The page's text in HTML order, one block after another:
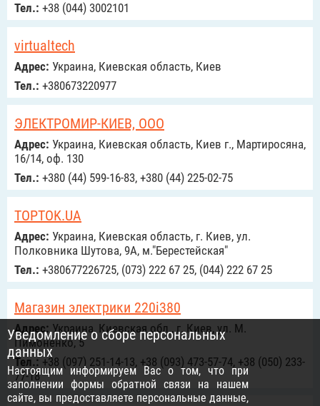
Тел.: +38 (044) 3002101
virtualtech
Адрес: Украина, Киевская область, Киев
Тел.: +380673220977
ЭЛЕКТРОМИР-КИЕВ, ООО
Адрес: Украина, Киевская область, Киев г., Мартиросяна,
16/14, оф. 130
Тел.: +380 (44) 599-16-83, +380 (44) 225-02-75
TOPTOK.UA
Адрес: Украина, Киевская область, г. Киев, ул.
Полковника Шутова, 9А, м."Берестейская"
Тел.: +380677226725, (073) 222 67 25, (044) 222 67 25
Магазин электрики 220i380
Адрес:Украина, Киевская обл., г. Киев, ул. М.
Пимоненко, 5
Тел.: +38 (097) 251-14-13, +38 (093) 473-57-74, +38 (050) 233-
77-18
Уведомление о сборе персональных
данных
Настоящим информируем Вас о том, что при
заполнении формы обратной связи на нашем
сайте, вы предоставляете персональные данные,